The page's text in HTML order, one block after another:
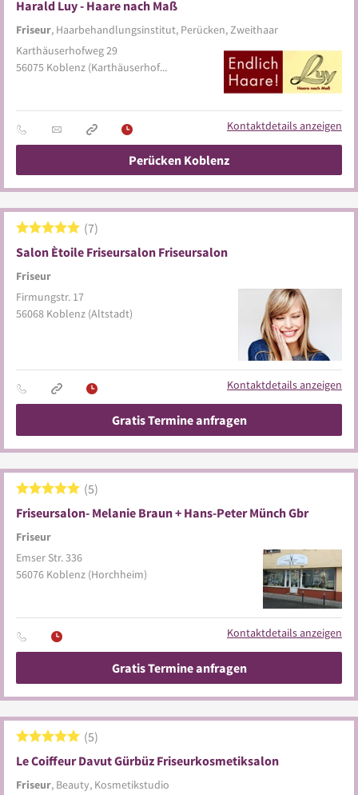
Harald Luy - Haare nach Maß
Friseur, Haarbehandlungsinstitut, Perücken, Zweithaar
Karthäuserhofweg 29
56075 Koblenz (Karthäuserhofgelände)
Kontaktdetails anzeigen
Perücken Koblenz
Salon Ètoile Friseursalon Friseursalon
Friseur
7
Firmungstr. 17
56068 Koblenz (Altstadt)
Kontaktdetails anzeigen
Gratis Termine anfragen
Friseursalon- Melanie Braun + Hans-Peter Münch Gbr
Friseur
5
Emser Str. 336
56076 Koblenz (Horchheim)
Kontaktdetails anzeigen
Gratis Termine anfragen
Le Coiffeur Davut Gürbüz Friseurkosmetiksalon
Friseur, Beauty, Kosmetikstudio
5